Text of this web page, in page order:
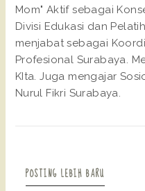
Mom" Aktif sebagai
Divisi Edukasi dan
menjabat sebagai
Profesional Surabaya.
KIta. Juga mengajar
Nurul Fikri Surabaya.
POSTING LEBIH BARU